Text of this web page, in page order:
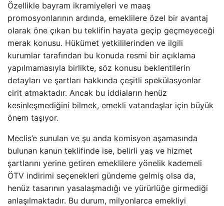
Özellikle bayram ikramiyeleri ve maaş
promosyonlarının ardında, emeklilere özel bir avantaj
olarak öne çıkan bu teklifin hayata geçip geçmeyeceği
merak konusu. Hükümet yetkililerinden ve ilgili
kurumlar tarafından bu konuda resmi bir açıklama
yapılmamasıyla birlikte, söz konusu beklentilerin
detayları ve şartları hakkında çeşitli spekülasyonlar
cirit atmaktadır. Ancak bu iddiaların henüz
kesinleşmediğini bilmek, emekli vatandaşlar için büyük
önem taşıyor.
Meclis’e sunulan ve şu anda komisyon aşamasında
bulunan kanun teklifinde ise, belirli yaş ve hizmet
şartlarını yerine getiren emeklilere yönelik kademeli
ÖTV indirimi seçenekleri gündeme gelmiş olsa da,
henüz tasarının yasalaşmadığı ve yürürlüğe girmediği
anlaşılmaktadır. Bu durum, milyonlarca emekliyi